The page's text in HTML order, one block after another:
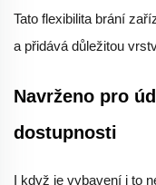
Tato flexibilita brání
a přidává důležitou
Navrženo pro
dostupnosti
I když je vybavení i to